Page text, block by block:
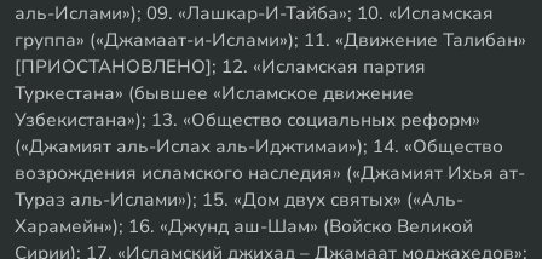
аль-Ислами»); 09. «Лашкар-И-Тайба»; 10. «Исламская
группа» («Джамаат-и-Ислами»); 11. «Движение Талибан»
[ПРИОСТАНОВЛЕНО]; 12. «Исламская партия
Туркестана» (бывшее «Исламское движение
Узбекистана»); 13. «Общество социальных реформ»
(«Джамият аль-Ислах аль-Иджтимаи»); 14. «Общество
возрождения исламского наследия» («Джамият Ихья ат-
Тураз аль-Ислами»); 15. «Дом двух святых» («Аль-
Харамейн»); 16. «Джунд аш-Шам» (Войско Великой
Сирии); 17. «Исламский джихад – Джамаат моджахедов»;